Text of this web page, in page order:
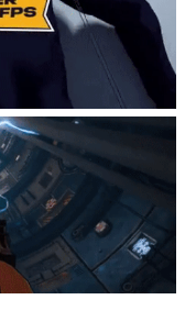
你所看
视频
小黑屋